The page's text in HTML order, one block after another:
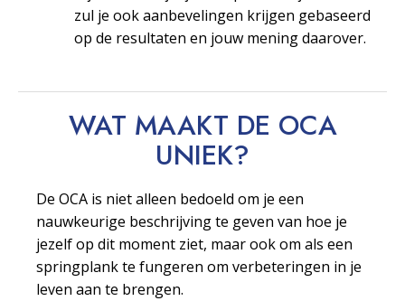
zul je ook aanbevelingen krijgen gebaseerd
op de resultaten en jouw mening daarover.
WAT MAAKT DE OCA
UNIEK?
De OCA is niet alleen bedoeld om je een
nauwkeurige beschrijving te geven van hoe je
jezelf op dit moment ziet, maar ook om als een
springplank te fungeren om verbeteringen in je
leven aan te brengen.